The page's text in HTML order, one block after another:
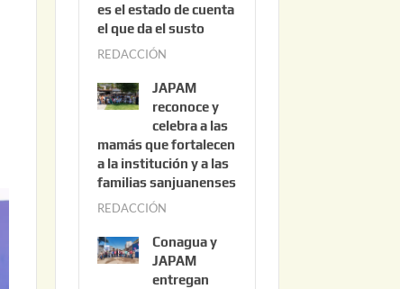
es el estado de cuenta
el que da el susto
REDACCIÓN
s
t
o
3
0
2
JAPAM
reconoce y
celebra a las
mamás que fortalecen
a la institución y a las
familias sanjuanenses
REDACCIÓN
n
i
Conagua y
JAPAM
entregan